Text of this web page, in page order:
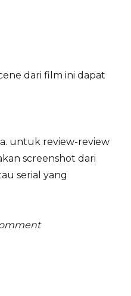
dari film ini dapat
untuk review-review
screenshot dari
serial yang